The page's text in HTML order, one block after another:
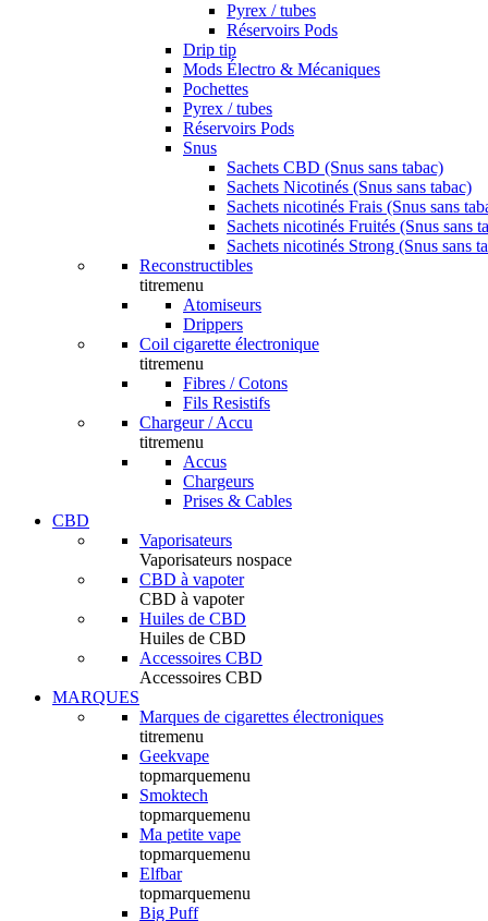
Pyrex / tubes
Réservoirs Pods
Drip tip
Mods Électro & Mécaniques
Pochettes
Pyrex / tubes
Réservoirs Pods
Snus
Sachets CBD (Snus sans tabac)
Sachets Nicotinés (Snus sans tabac)
Sachets nicotinés Frais (Snus sans
Sachets nicotinés Fruités (Snus sans
Sachets nicotinés Strong (Snus sans
Reconstructibles
titremenu
Atomiseurs
Drippers
Coil cigarette électronique
titremenu
Fibres / Cotons
Fils Resistifs
Chargeur / Accu
titremenu
Accus
Chargeurs
Prises & Cables
CBD
Vaporisateurs
Vaporisateurs nospace
CBD à vapoter
CBD à vapoter
Huiles de CBD
Huiles de CBD
Accessoires CBD
Accessoires CBD
MARQUES
Marques de cigarettes électroniques
titremenu
Geekvape
topmarquemenu
Smoktech
topmarquemenu
Ma petite vape
topmarquemenu
Elfbar
topmarquemenu
Big Puff